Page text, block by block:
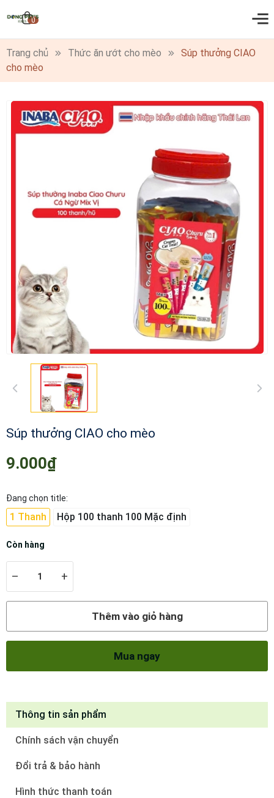
0
Trang chủ Thức ăn ướt cho mèo
Súp thưởng CIAO
cho mèo
Súp thưởng CIAO cho mèo
9.000₫
Đang chọn title:
1 Thanh Hộp 100 thanh 100 Mặc định
Còn hàng
– +
Thêm vào giỏ hàng
Mua ngay
Thông tin sản phẩm
Chính sách vận chuyển
Đổi trả & bảo hành
Hình thức thanh toán